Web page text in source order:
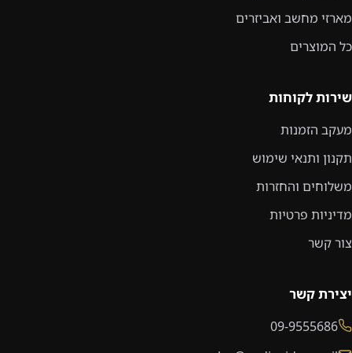
מארזי מחשב ואביזרים
כל המוצרים
שירות לקוחות
מעקב הזמנות
תקנון ותנאי שימוש
משלוחים והחזרות
מדיניות פרטיות
צור קשר
יצירת קשר
09-9555686